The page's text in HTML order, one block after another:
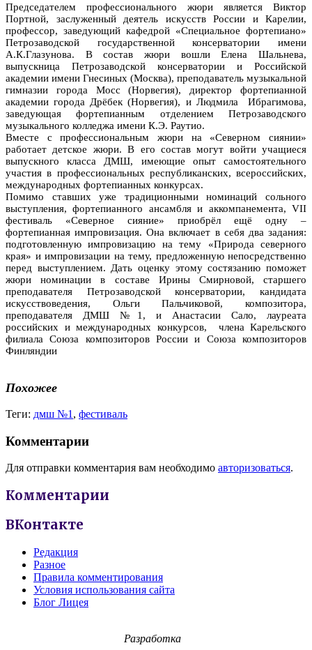
Председателем профессионального жюри является Виктор
Портной, заслуженный деятель искусств России и Карелии,
профессор, заведующий кафедрой «Специальное фортепиано»
Петрозаводской государственной консерватории имени
А.К.Глазунова. В состав жюри вошли Елена Шальнева,
выпускница Петрозаводской консерватории и Российской
академии имени Гнесиных (Москва), преподаватель музыкальной
гимназии города Мосс (Норвегия), директор фортепианной
академии города Дрёбек (Норвегия), и Людмила Ибрагимова,
заведующая фортепианным отделением Петрозаводского
музыкального колледжа имени К.Э. Раутио.
Вместе с профессиональным жюри на «Северном сиянии»
работает детское жюри. В его состав могут войти учащиеся
выпускного класса ДМШ, имеющие опыт самостоятельного
участия в профессиональных республиканских, всероссийских,
международных фортепианных конкурсах.
Помимо ставших уже традиционными номинаций сольного
выступления, фортепианного ансамбля и аккомпанемента, VII
фестиваль «Северное сияние» приобрёл ещё одну –
фортепианная импровизация. Она включает в себя два задания:
подготовленную импровизацию на тему «Природа северного
края» и импровизации на тему, предложенную непосредственно
перед выступлением. Дать оценку этому состязанию поможет
жюри номинации в составе Ирины Смирновой, старшего
преподавателя Петрозаводской консерватории, кандидата
искусствоведения, Ольги Пальчиковой, композитора,
преподавателя ДМШ №1, и Анастасии Сало, лауреата
российских и международных конкурсов, члена Карельского
филиала Союза композиторов России и Союза композиторов
Финляндии
Похожее
Теги: дмш №1 , фестиваль
Комментарии
Для отправки комментария вам необходимо авторизоваться.
Комментарии
ВКонтакте
Редакция
Разное
Правила комментирования
Условия использования сайта
Блог Лицея
Разработка